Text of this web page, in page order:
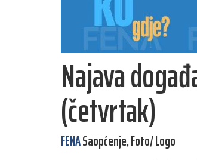
Najava
(četvrtak)
FENASaopćenje, Foto/ Logo